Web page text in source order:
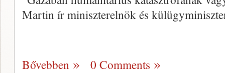
Martin ír miniszterelnök és
Bővebben 0 Comments